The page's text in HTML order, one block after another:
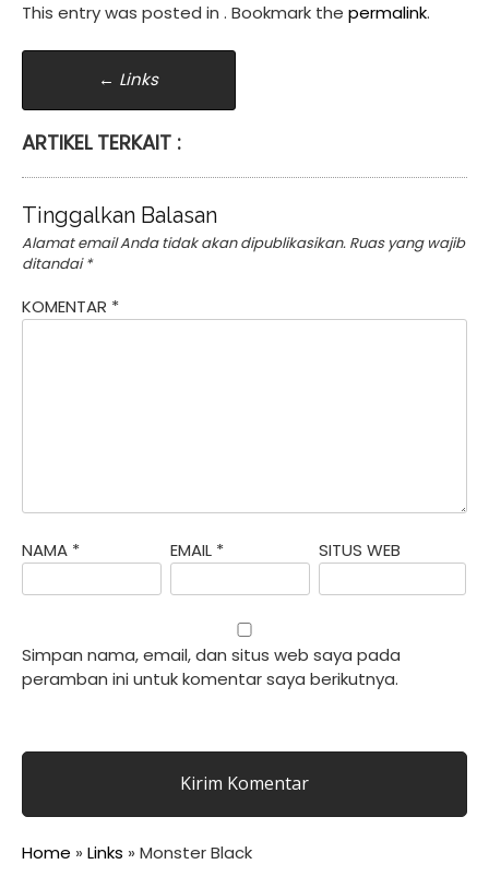
This entry was posted in . Bookmark the permalink.
Post
navigation
← Links
ARTIKEL TERKAIT :
Tinggalkan Balasan
Alamat email Anda tidak akan dipublikasikan. Ruas yang wajib
ditandai*
KOMENTAR *
NAMA * EMAIL * SITUS WEB
Simpan nama, email, dan situs web saya pada
peramban ini untuk komentar saya berikutnya.
Home » Links » Monster Black